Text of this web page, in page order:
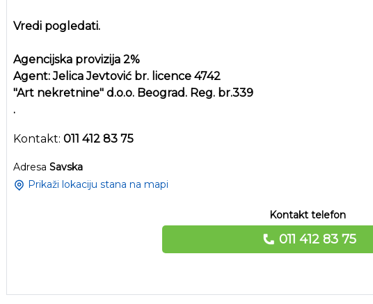
Vredi pogledati.
Agencijska provizija 2%
Agent: Jelica Jevtović br. licence 4742
"Art nekretnine" d.o.o. Beograd. Reg. br.339
.
Kontakt: 011 412 83 75
Adresa Savska
Prikaži lokaciju stana na mapi
Kontakt telefon
011 412 83 75